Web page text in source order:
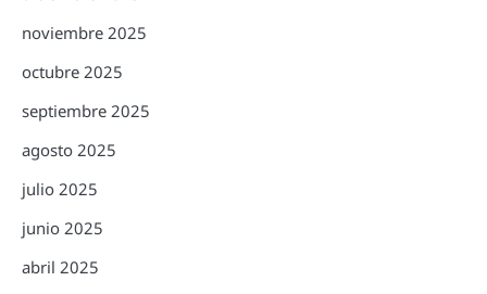
noviembre 2025
octubre 2025
septiembre 2025
agosto 2025
julio 2025
junio 2025
abril 2025